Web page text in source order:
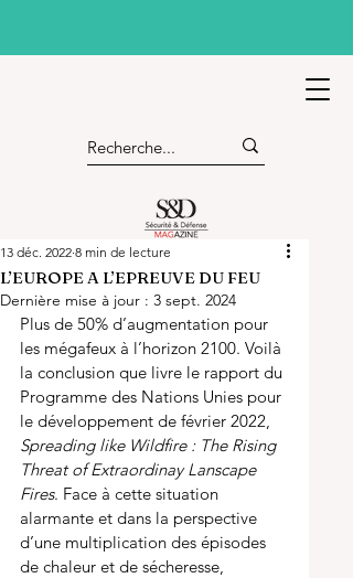
L’EUROPE A L’EPREUVE DU FEU
13 déc. 2022 8 min de lecture
Dernière mise à jour : 3 sept. 2024
Plus de 50% d’augmentation pour
les mégafeux à l’horizon 2100. Voilà
la conclusion que livre le rapport du
Programme des Nations Unies pour
le développement de février 2022,
Spreading like Wildfire : The Rising
Threat of Extraordinay Lanscape
Fires. Face à cette situation
alarmante et dans la perspective
d’une multiplication des épisodes
de chaleur et de sécheresse,